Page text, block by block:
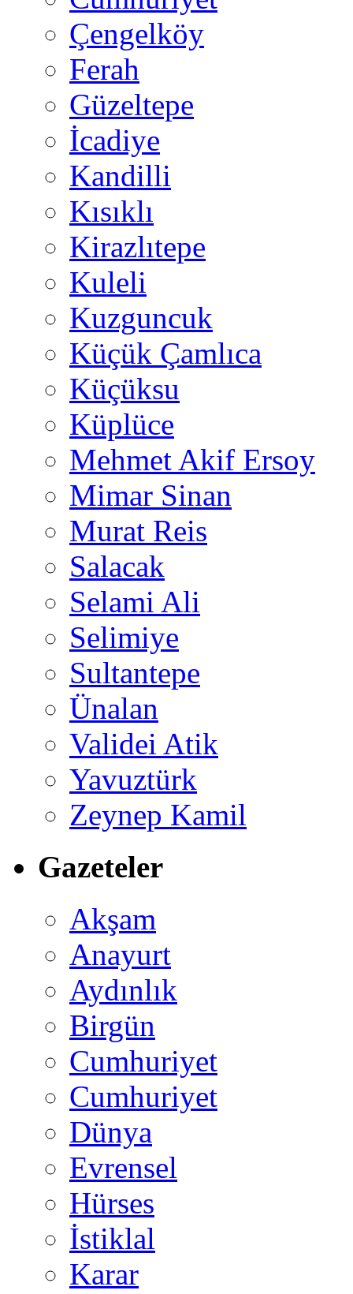
Çengelköy
Ferah
Güzeltepe
İcadiye
Kandilli
Kısıklı
Kirazlıtepe
Kuleli
Kuzguncuk
Küçük Çamlıca
Küçüksu
Küplüce
Mehmet Akif Ersoy
Mimar Sinan
Murat Reis
Salacak
Selami Ali
Selimiye
Sultantepe
Ünalan
Validei Atik
Yavuztürk
Zeynep Kamil
Gazeteler
Akşam
Anayurt
Aydınlık
Birgün
Cumhuriyet
Cumhuriyet
Dünya
Evrensel
Hürses
İstiklal
Karar